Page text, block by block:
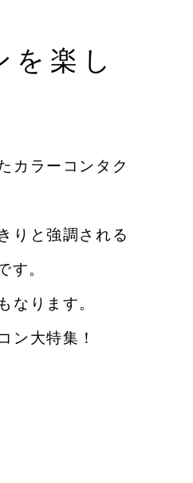
を楽し
カラーコンタク
りと強調される
す。
なります。
ン大特集！